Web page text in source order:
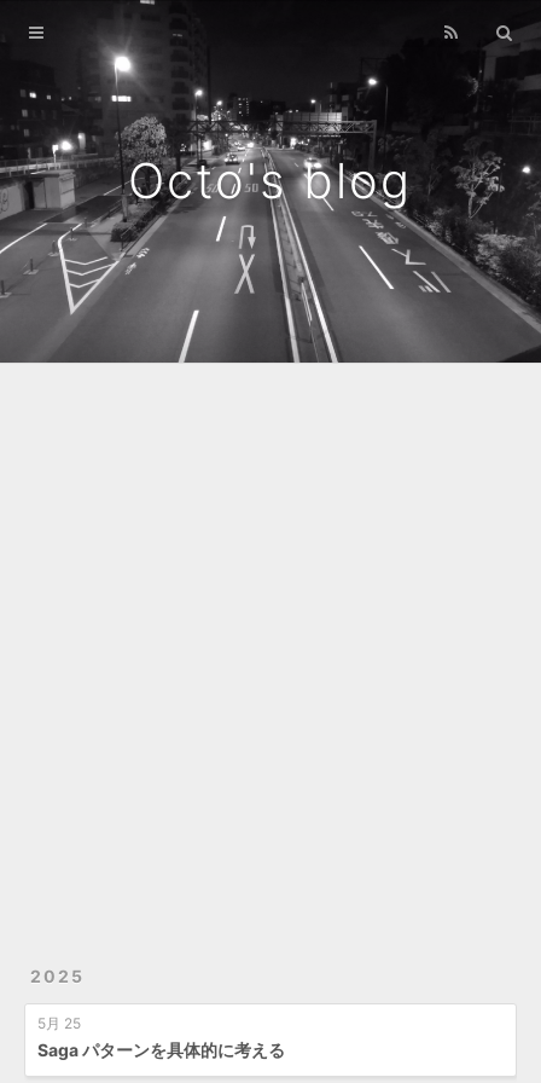
Octo's blog
2025
5月 25
Saga パターンを具体的に考える
Home
Archives